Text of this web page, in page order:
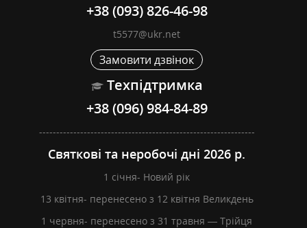
+38 (093) 826-46-98
t5577@ukr.net
Замовити дзвінок
Техпідтримка
+38 (096) 984-84-89
---------------------------------------------------------------
Святкові та неробочі дні 2026 р.
1 січня- Новий рік
13 квітня- перенесено з 12 квітня Великдень
1 червня- перенесено з 31 травня — Трійця